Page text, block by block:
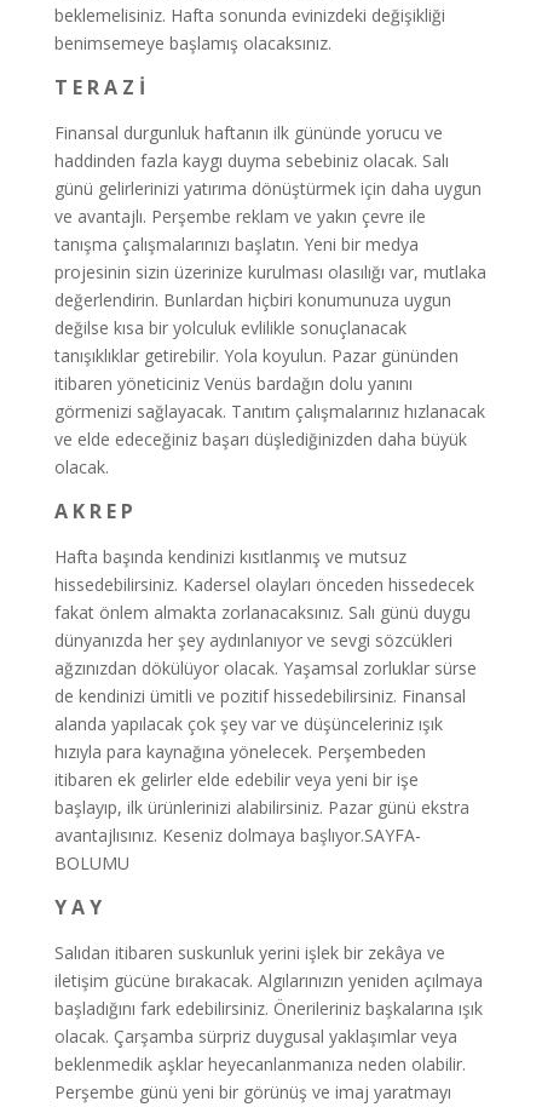
beklemelisiniz. Hafta sonunda evinizdeki değişikliği
benimsemeye başlamış olacaksınız.
T E R A Z İ
Finansal durgunluk haftanın ilk gününde yorucu ve
haddinden fazla kaygı duyma sebebiniz olacak. Salı
günü gelirlerinizi yatırıma dönüştürmek için daha uygun
ve avantajlı. Perşembe reklam ve yakın çevre ile
tanışma çalışmalarınızı başlatın. Yeni bir medya
projesinin sizin üzerinize kurulması olasılığı var, mutlaka
değerlendirin. Bunlardan hiçbiri konumunuza uygun
değilse kısa bir yolculuk evlilikle sonuçlanacak
tanışıklıklar getirebilir. Yola koyulun. Pazar gününden
itibaren yöneticiniz Venüs bardağın dolu yanını
görmenizi sağlayacak. Tanıtım çalışmalarınız hızlanacak
ve elde edeceğiniz başarı düşlediğinizden daha büyük
olacak.
A K R E P
Hafta başında kendinizi kısıtlanmış ve mutsuz
hissedebilirsiniz. Kadersel olayları önceden hissedecek
fakat önlem almakta zorlanacaksınız. Salı günü duygu
dünyanızda her şey aydınlanıyor ve sevgi sözcükleri
ağzınızdan dökülüyor olacak. Yaşamsal zorluklar sürse
de kendinizi ümitli ve pozitif hissedebilirsiniz. Finansal
alanda yapılacak çok şey var ve düşünceleriniz ışık
hızıyla para kaynağına yönelecek. Perşembeden
itibaren ek gelirler elde edebilir veya yeni bir işe
başlayıp, ilk ürünlerinizi alabilirsiniz. Pazar günü ekstra
avantajlısınız. Keseniz dolmaya başlıyor.SAYFA-
BOLUMU
Y A Y
Salıdan itibaren suskunluk yerini işlek bir zekâya ve
iletişim gücüne bırakacak. Algılarınızın yeniden açılmaya
başladığını fark edebilirsiniz. Önerileriniz başkalarına ışık
olacak. Çarşamba sürpriz duygusal yaklaşımlar veya
beklenmedik aşklar heyecanlanmanıza neden olabilir.
Perşembe günü yeni bir görünüş ve imaj yaratmayı